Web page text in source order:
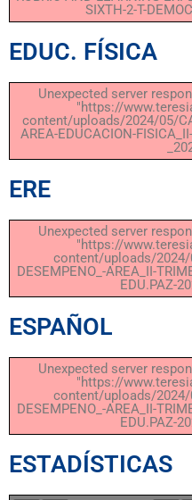
SIXTH-2-T-
EDUC. FÍSICA
Unexpected server
"https://
content/uploads/2024/05/
AREA-EDUCACION-
ERE
Unexpected server
"https://
content/uploads/2024/
DESEMPENO_-AREA_II-
EDU.PAZ-
ESPAÑOL
Unexpected server
"https://
content/uploads/2024/
DESEMPENO_-AREA_II-
EDU.PAZ-
ESTADÍSTICAS